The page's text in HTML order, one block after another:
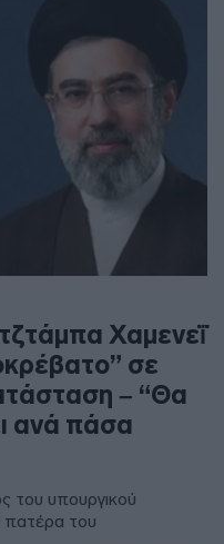
Χαμενεΐ
σε
– “Θα
ανά πάσα
του υπουργικού
πατέρα του